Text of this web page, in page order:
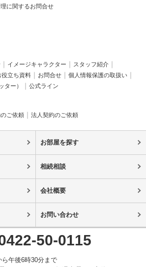
に関するお問合せ
イメージキャラクター
スタッフ紹介
役立ち資料 お問合せ
個人情報保護の取扱い
ター） 公式ライン
ご依頼 法人契約のご依頼
お部屋を探す
相続相談
会社概要
お問い合わせ
50-0115
午後6時30分まで